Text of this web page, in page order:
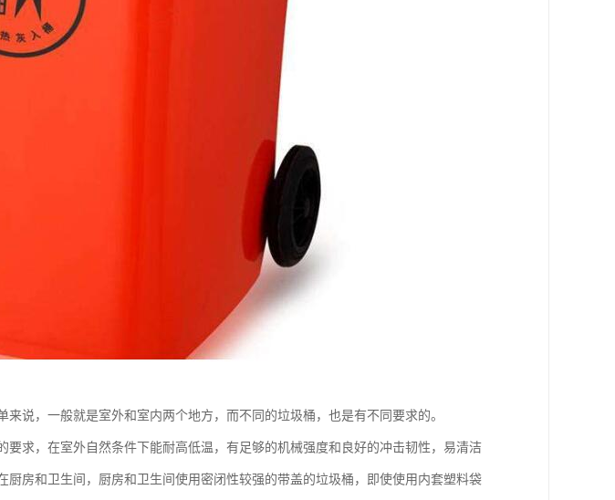
说，一般就是室外和室内两个地方，而不同的垃圾桶，也是有不同要求的。
要求，在室外自然条件下能耐高低温，有足够的机械强度和良好的冲击韧性，易清洁
厨房和卫生间，厨房和卫生间使用密闭性较强的带盖的垃圾桶，即使使用内套塑料袋